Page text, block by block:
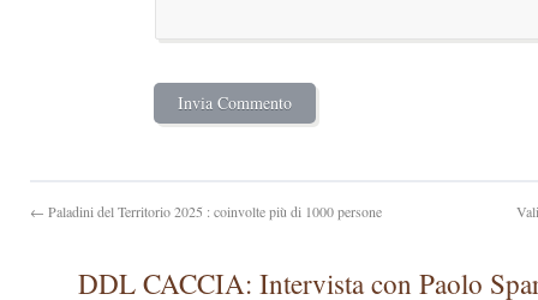
← Paladini del Territorio 2025 : coinvolte più di 1000 persone
DDL CACCIA: Intervista con Paolo